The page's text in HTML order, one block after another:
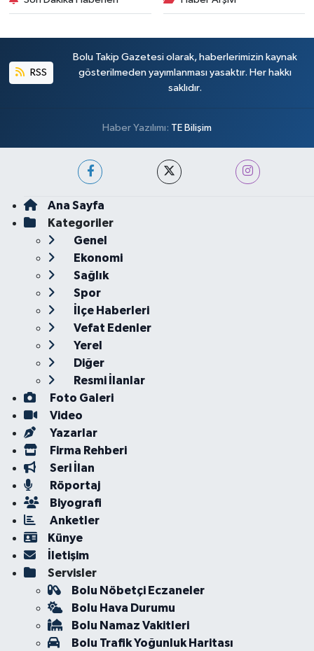
RSS
Bolu Takip Gazetesi olarak, haberlerimizin kaynak
gösterilmeden yayımlanması yasaktır. Her hakkı
saklıdır.
Haber Yazılımı: TE Bilişim
Ana Sayfa
Kategoriler
Genel
Ekonomi
Sağlık
Spor
İlçe Haberleri
Vefat Edenler
Yerel
Diğer
Resmi İlanlar
Foto Galeri
Video
Yazarlar
Firma Rehberi
Seri İlan
Röportaj
Biyografi
Anketler
Künye
İletişim
Servisler
Bolu Nöbetçi Eczaneler
Bolu Hava Durumu
Bolu Namaz Vakitleri
Bolu Trafik Yoğunluk Haritası